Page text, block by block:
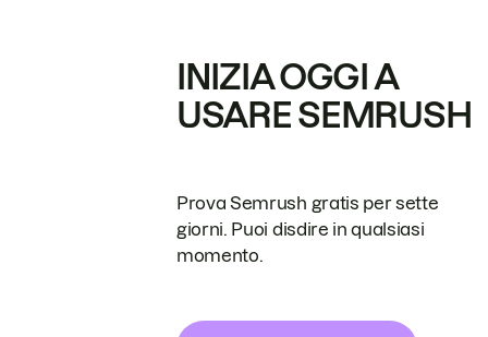
INIZIA OGGI A
USARE SEMRUSH
Prova Semrush gratis per sette
giorni. Puoi disdire in qualsiasi
momento.